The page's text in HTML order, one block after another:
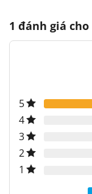
1 đánh giá cho
5
4
3
2
1